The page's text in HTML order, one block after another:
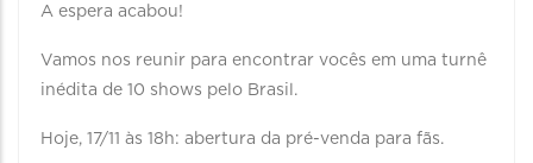
A espera acabou!
Vamos nos reunir para encontrar vocês em uma turnê
inédita de 10 shows pelo Brasil.
Hoje, 17/11 às 18h: abertura da pré-venda para fãs.